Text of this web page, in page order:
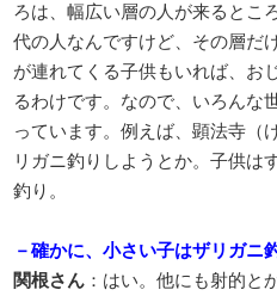
ろは、幅広い層の人が来るとこ
代の人なんですけど、その層だ
が連れてくる子供もいれば、お
るわけです。なので、いろんな
っています。例えば、顕法寺（
リガニ釣りしようとか。子供は
釣り。
－確かに、小さい子はザリガニ
関根さん ：はい。他にも射的と